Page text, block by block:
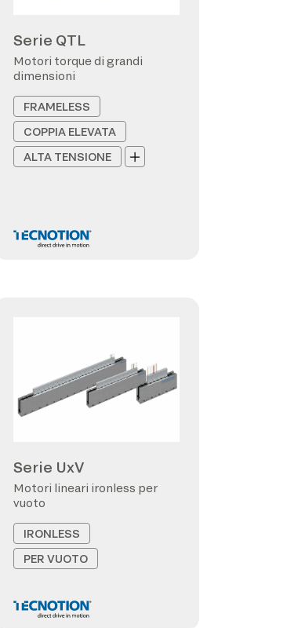
Serie QTL
Motori torque di grandi
dimensioni
FRAMELESS
COPPIA ELEVATA
ALTA TENSIONE
Serie UxV
Motori lineari ironless per
vuoto
IRONLESS
PER VUOTO